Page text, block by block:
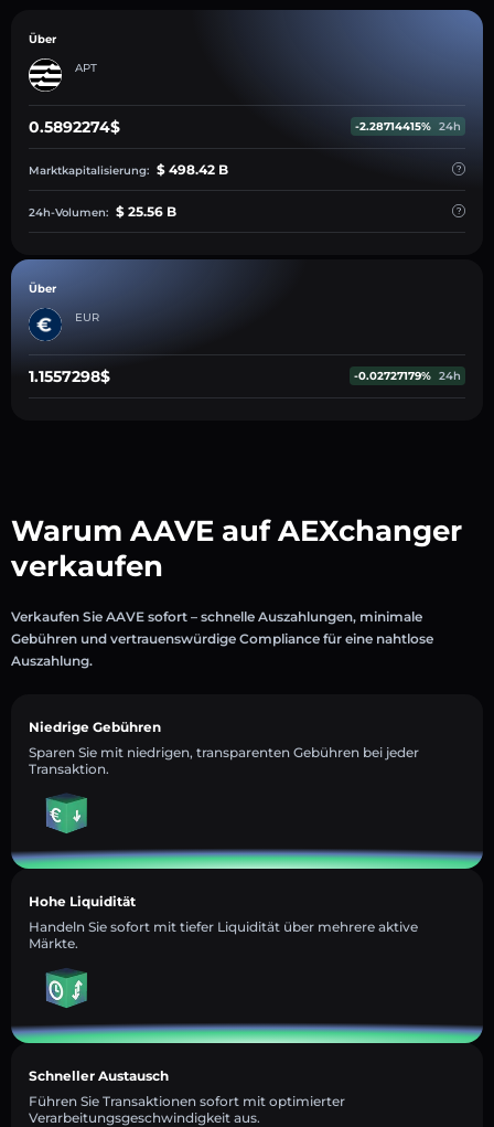
Über
APT
0.5892274$ -2.28714415% 24h
Marktkapitalisierung: $ 498.42 B
24h-Volumen: $ 25.56 B
Über
EUR
1.1557298$ -0.02727179% 24h
Warum AAVE auf AEXchanger
verkaufen
Verkaufen Sie AAVE sofort – schnelle Auszahlungen, minimale
Gebühren und vertrauenswürdige Compliance für eine nahtlose
Auszahlung.
Niedrige Gebühren
Sparen Sie mit niedrigen, transparenten Gebühren bei jeder
Transaktion.
Hohe Liquidität
Handeln Sie sofort mit tiefer Liquidität über mehrere aktive
Märkte.
Schneller Austausch
Führen Sie Transaktionen sofort mit optimierter
Verarbeitungsgeschwindigkeit aus.